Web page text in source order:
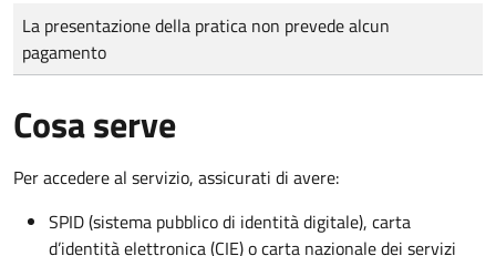
Tipo di pagamento
Importo
La presentazione della pratica non prevede alcun
pagamento
Cosa serve
Per accedere al servizio, assicurati di avere:
SPID (sistema pubblico di identità digitale), carta
d’identità elettronica (CIE) o carta nazionale dei servizi